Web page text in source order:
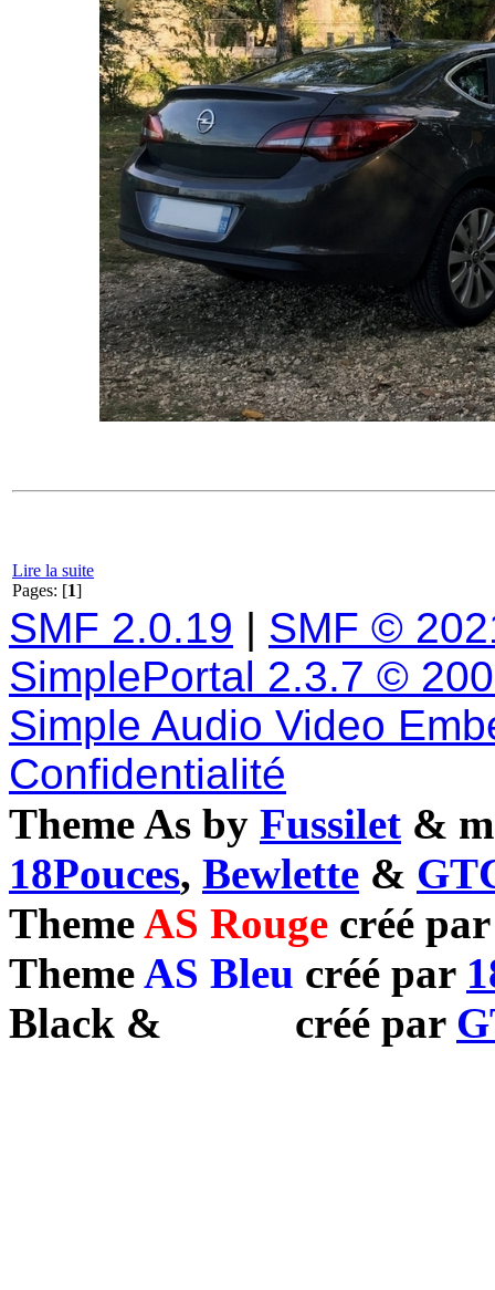
Lire la suite
Pages: [1]
SMF 2.0.19 | SMF ©
SimplePortal 2.3.7 ©
Simple Audio Video
Confidentialité
Theme As by Fussilet &
18Pouces, Bewlette &
ThemeAS Rouge créé
ThemeAS Bleu créé par
Black & créé par